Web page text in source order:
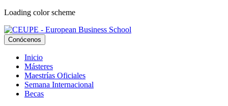
Loading color scheme
Conócenos
Inicio
Másteres
Maestrías Oficiales
Semana Internacional
Becas